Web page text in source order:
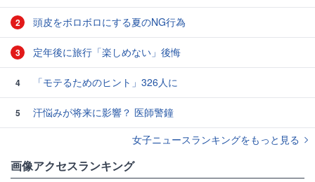
2 頭皮をボロボロにする夏のNG行為
3 定年後に旅行「楽しめない」後悔
4 「モテるためのヒント」326人に
5
汗悩みが将来に影響？ 医師警鐘
女子ニュースランキングをもっと見る
画像アクセスランキング